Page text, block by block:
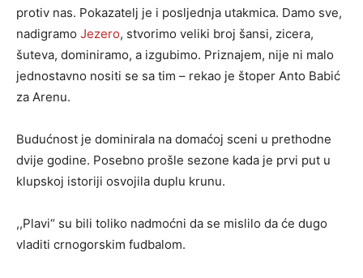
protiv nas. Pokazatelj je i posljednja utakmica. Damo sve,
nadigramo Jezero, stvorimo veliki broj šansi, zicera,
šuteva, dominiramo, a izgubimo. Priznajem, nije ni malo
jednostavno nositi se sa tim – rekao je štoper Anto Babić
za Arenu.
Budućnost je dominirala na domaćoj sceni u prethodne
dvije godine. Posebno prošle sezone kada je prvi put u
klupskoj istoriji osvojila duplu krunu.
,,Plavi“ su bili toliko nadmoćni da se mislilo da će dugo
vladiti crnogorskim fudbalom.